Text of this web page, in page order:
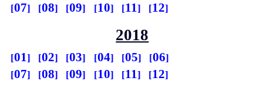
07
08 09 10 11 12
2018
01 02 03 04 05
06
07
08 09 10 11 12